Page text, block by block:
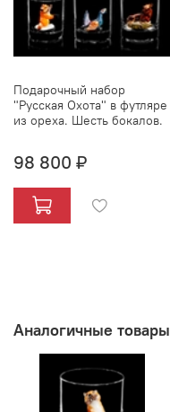
Подарочный набор
"Русская Охота" в футляре
из ореха. Шесть бокалов.
98 800 ₽
Аналогичные товары